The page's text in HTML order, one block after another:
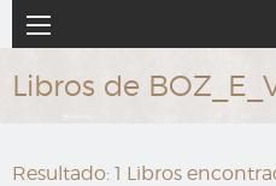
al
contenido
principal
Navegación
principal
Libros de
Resultado: 1 Libros